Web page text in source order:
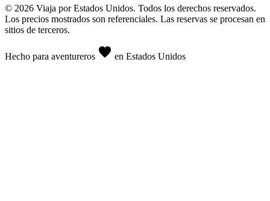
© 2026 Viaja por Estados Unidos. Todos los derechos reservados.
Los precios mostrados son referenciales. Las reservas se procesan en
sitios de terceros.
Hecho para aventureros favorite en Estados Unidos